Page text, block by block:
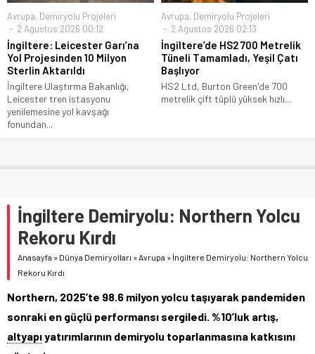
Avrupa, Demiryolu Projeleri
2 Ağustos 2026 00:12
İngiltere: Leicester Garı’na
Yol Projesinden 10 Milyon
Sterlin Aktarıldı
İngiltere Ulaştırma Bakanlığı,
Leicester tren istasyonu
yenilemesine yol kavşağı
fonundan...
Avrupa, Demiryolu Projeleri
2 Ağustos 2026 02:13
İngiltere’de HS2 700 Metrelik
Tüneli Tamamladı, Yeşil Çatı
Başlıyor
HS2 Ltd, Burton Green'de 700
metrelik çift tüplü yüksek hızlı...
İngiltere Demiryolu: Northern Yolcu
Rekoru Kırdı
Anasayfa » Dünya Demiryolları »Avrupa » İngiltere Demiryolu: Northern Yolcu
Rekoru Kırdı
Northern, 2025’te 98.6 milyon yolcu taşıyarak pandemiden
sonraki en güçlü performansı sergiledi. %10’luk artış,
altyapıyatırımlarının demiryolu toparlanmasına katkısını